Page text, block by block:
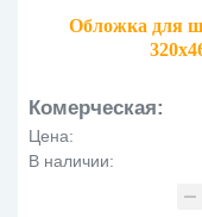
Обложка для
Комерческая:
Цена:
В наличии: